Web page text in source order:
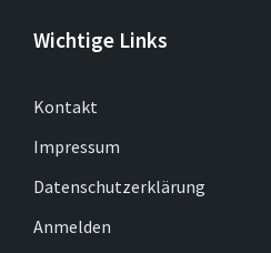
Wichtige Links
Kontakt
Impressum
Datenschutzerklärung
Anmelden